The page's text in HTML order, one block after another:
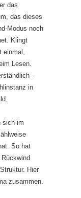
das
das dieses
Modus noch
Klingt
Lesen.
–
in
sich im
So hat
Hier
zusammen.